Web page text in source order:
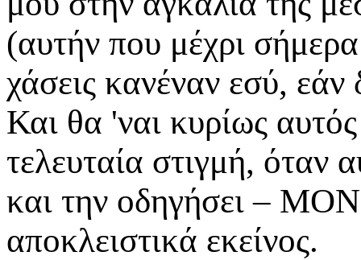
(αυτήν που μέχρι
χάσεις κανέναν εσύ,
Και θα 'ναι κυρίως
τελευταία στιγμή, όταν
και την οδηγήσει –
αποκλειστικά εκείνος.